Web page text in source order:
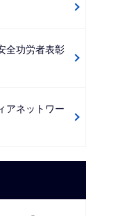
全功労者表彰
アネットワー